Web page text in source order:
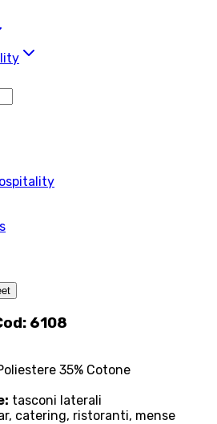
6108
35% Cotone
tasconi laterali
catering, ristoranti, mense